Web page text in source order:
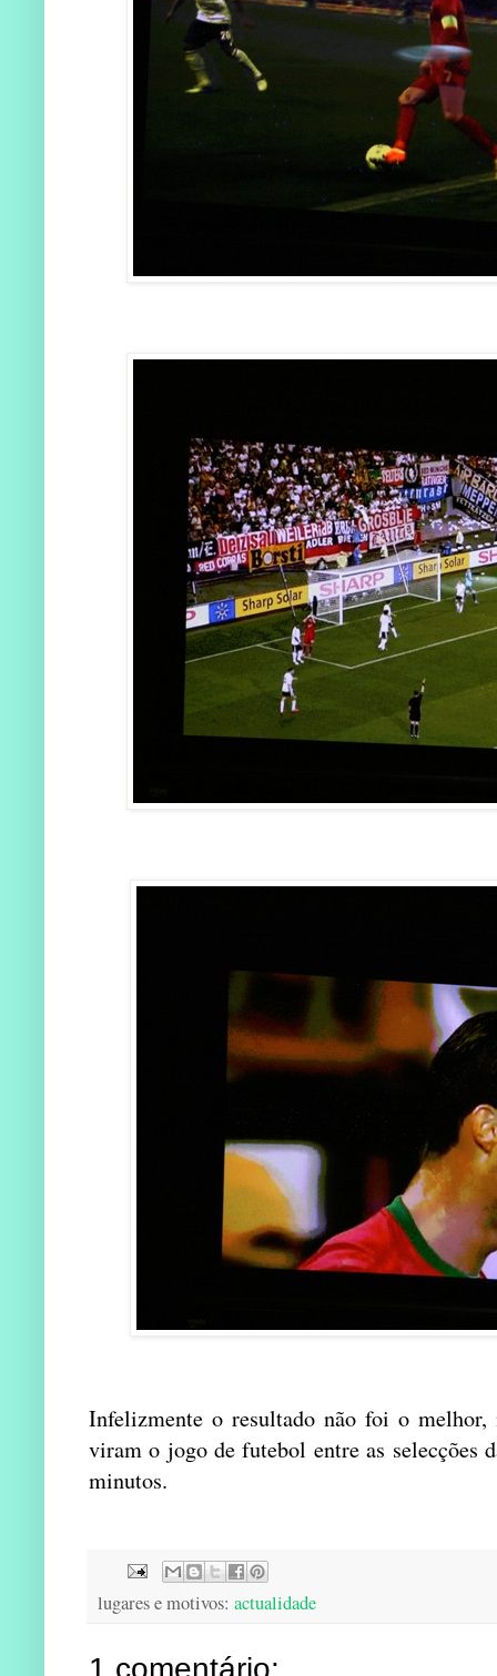
Infelizmente o resultado não foi o melhor,
viram o jogo de futebol entre as selecções
minutos.
lugares e motivos: actualidade
1 comentário: